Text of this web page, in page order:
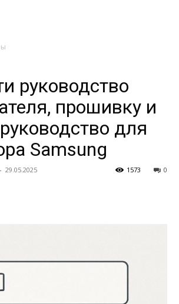
руководство
прошивку и
для
Samsung
- 29.05.2025 0
1573